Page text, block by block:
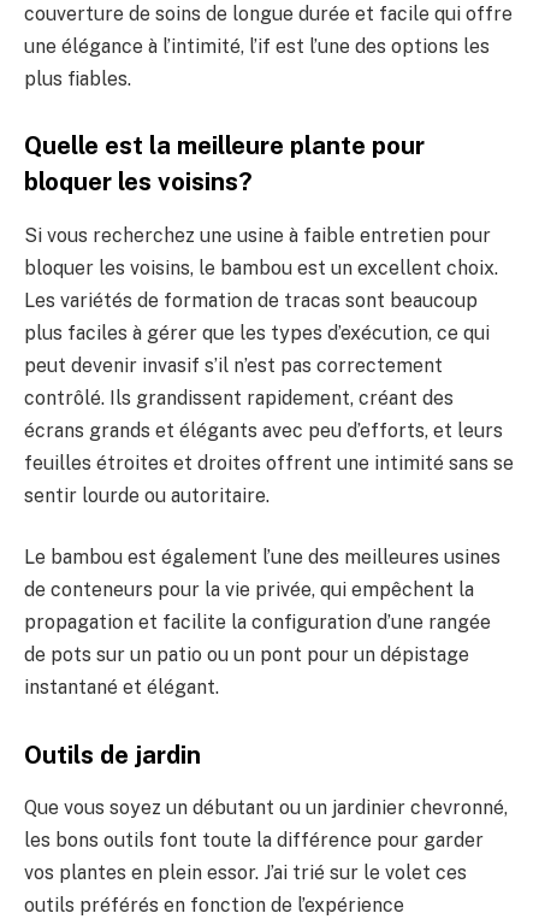
couverture de soins de longue durée et facile qui offre
une élégance à l’intimité, l’if est l’une des options les
plus fiables.
Quelle est la meilleure plante pour
bloquer les voisins?
Si vous recherchez une usine à faible entretien pour
bloquer les voisins, le bambou est un excellent choix.
Les variétés de formation de tracas sont beaucoup
plus faciles à gérer que les types d’exécution, ce qui
peut devenir invasif s’il n’est pas correctement
contrôlé. Ils grandissent rapidement, créant des
écrans grands et élégants avec peu d’efforts, et leurs
feuilles étroites et droites offrent une intimité sans se
sentir lourde ou autoritaire.
Le bambou est également l’une des meilleures usines
de conteneurs pour la vie privée, qui empêchent la
propagation et facilite la configuration d’une rangée
de pots sur un patio ou un pont pour un dépistage
instantané et élégant.
Outils de jardin
Que vous soyez un débutant ou un jardinier chevronné,
les bons outils font toute la différence pour garder
vos plantes en plein essor. J’ai trié sur le volet ces
outils préférés en fonction de l’expérience